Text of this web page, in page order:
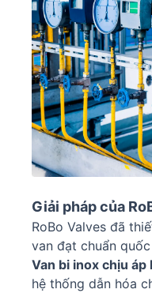
Giải pháp của
RoBo Valves đã
van đạt chuẩn
Van bi inox chịu áp
hệ thống dẫn hóa